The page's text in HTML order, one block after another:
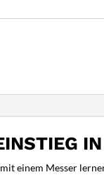
einem Messer